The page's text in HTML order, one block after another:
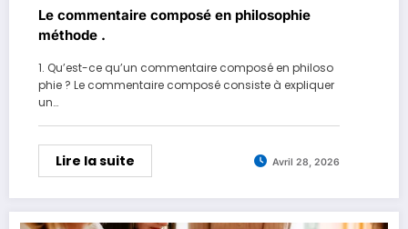
Le commentaire composé en philosophie
méthode .
1. Qu’est-ce qu’un commentaire composé en philoso
phie ? Le commentaire composé consiste à expliquer
un…
Lire la suite Avril 28, 2026